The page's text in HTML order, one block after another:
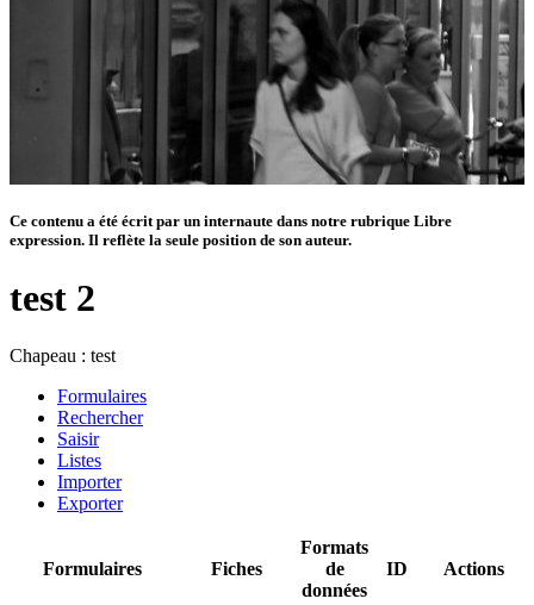
Ce contenu a été écrit par un internaute dans notre rubrique Libre
expression. Il reflète la seule position de son auteur.
test 2
Chapeau : test
Formulaires
Rechercher
Saisir
Listes
Importer
Exporter
Formulaires Fiches
Formats
de
données
ID Actions